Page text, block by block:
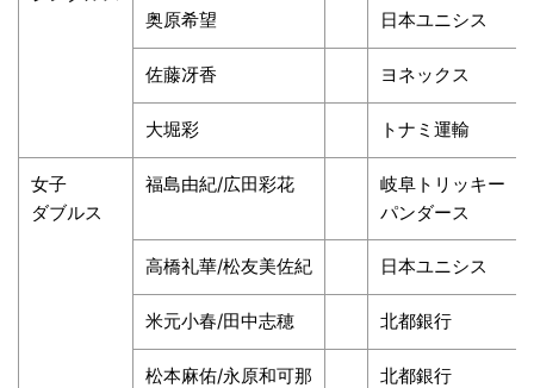
奥原希望 日本ユニシス
佐藤冴香 ヨネックス
大堀彩 トナミ運輸
女子
ダブルス
福島由紀/広田彩花
岐阜トリッキー
パンダース
高橋礼華/松友美佐紀 日本ユニシス
米元小春/田中志穂 北都銀行
松本麻佑/永原和可那 北都銀行